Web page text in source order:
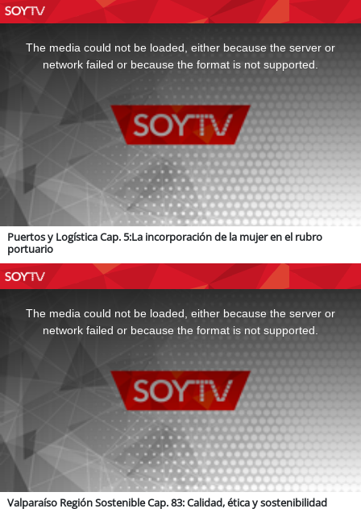
The media could not be loaded, either because the server or
network failed or because the format is not supported.
Puertos y Logística Cap. 5:La incorporación de la mujer en el rubro
portuario
The media could not be loaded, either because the server or
network failed or because the format is not supported.
Valparaíso Región Sostenible Cap. 83: Calidad, ética y sostenibilidad